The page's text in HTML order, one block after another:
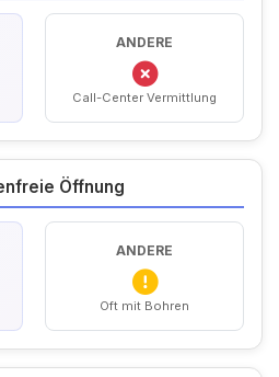
ANDERE
Call-Center Vermittlung
Öffnung
ANDERE
Oft mit Bohren